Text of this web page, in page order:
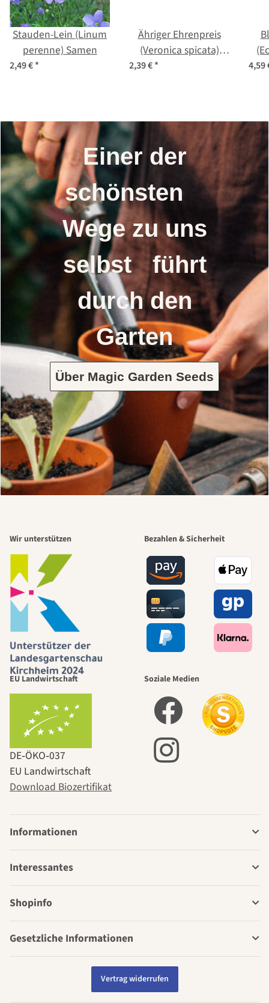
Stauden-Lein (Linum
perenne) Samen
2,49 €*
Ähriger Ehrenpreis
(Veronica spicata)
2,39 €* 4,59
Einer der
schönsten
Wege zu uns
selbst führt
durch den
Garten
Über Magic Garden Seeds
Wir unterstützen Bezahlen & Sicherheit
EU Landwirtschaft
DE‑ÖKO‑037
EU Landwirtschaft
Download Biozertifikat
Soziale Medien
Informationen
Interessantes
Shopinfo
Gesetzliche Informationen
Vertrag widerrufen